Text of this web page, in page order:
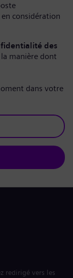
considération
des
manière dont
dans votre
redirigé vers les